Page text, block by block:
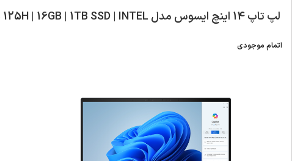
لپ تاپ 14 اینچ ایسوس مدل Zenbook UX3405MA | Ultra 5 125H | 16GB | 1TB SSD | INTEL
اتمام موجودی